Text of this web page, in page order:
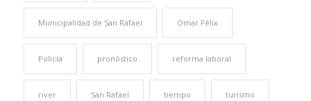
Municipalidad de San Rafael Omar Félix
Policía pronóstico reforma laboral
river San Rafael tiempo turismo